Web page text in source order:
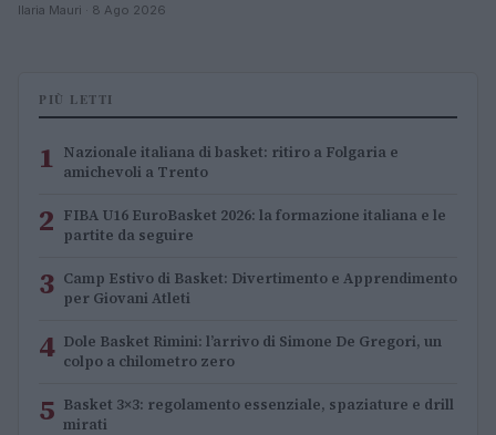
Ilaria Mauri · 8 Ago 2026
PIÙ LETTI
1 Nazionale italiana di basket: ritiro a Folgaria e
amichevoli a Trento
2 FIBA U16 EuroBasket 2026: la formazione italiana e le
partite da seguire
3 Camp Estivo di Basket: Divertimento e Apprendimento
per Giovani Atleti
4 Dole Basket Rimini: l’arrivo di Simone De Gregori, un
colpo a chilometro zero
5 Basket 3×3: regolamento essenziale, spaziature e drill
mirati